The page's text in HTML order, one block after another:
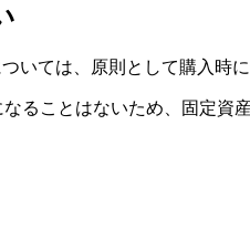
いては、原則として購入時
ることはないため、固定資